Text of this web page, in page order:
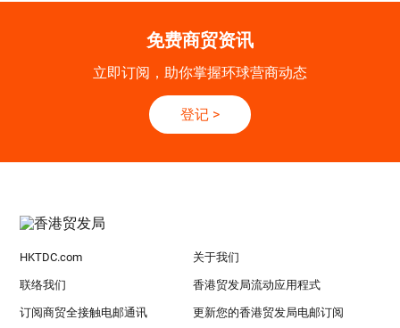
免费商贸资讯
立即订阅，助你掌握环球营商动态
登记 >
HKTDC.com 关于我们
联络我们 香港贸发局流动应用程式
订阅商贸全接触电邮通讯 更新您的香港贸发局电邮订阅